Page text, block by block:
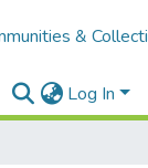
&
Log In